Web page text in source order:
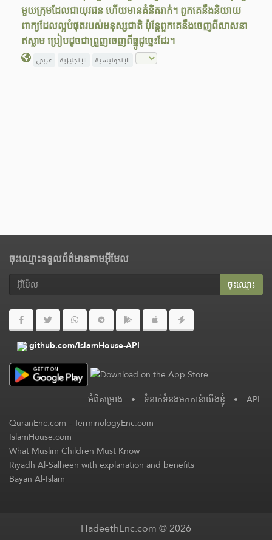
មួយក្រុមដែលជាយុវជន ហើយមានគំនិតរាក់។ ពួកគេនឹងនិយាយ
ពាក្យដែលល្អបំផុតរបស់មនុស្សជាតិ ប៉ុន្តែពួកគេនឹងចេញពីសាសនា
ឥស្លាម ប្រៀបដូចជាព្រួញចេញពីធ្នូដូច្នេះដែរ។
عربي الإنجليزية الإندونيسية
ចុះឈ្មោះទទួលព័ត៌មានតាមអ៊ីមែល
ចុះ​ឈ្មោះ
github.com/IslamHouse-API
អំពី​គម្រោង • ទំនាក់ទំនងមកកាន់យើងខ្ញុំ • API
QuranEnc.com-TerminologyEnc.com
IslamHouse.com
What Muslim Children Must Know
Riyadh Al-Salheen with explanation and benefits
Bayan Al-Islam
HadeethEnc.com © 2026